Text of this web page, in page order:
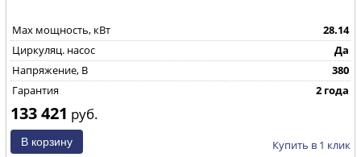
Max мощность, кВт
28.14
Циркуляц. насос
Да
Напряжение, В
380
Гарантия
2 года
133 421 руб.
Купить в 1 клик